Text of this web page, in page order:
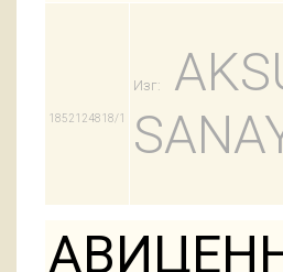
1852124818/1
Изг: